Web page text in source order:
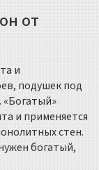
от
и
подушек под
и применяется
стен.
богатый,